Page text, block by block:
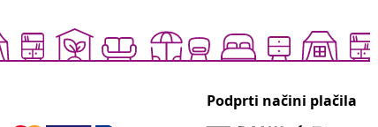
Podprti načini plačila